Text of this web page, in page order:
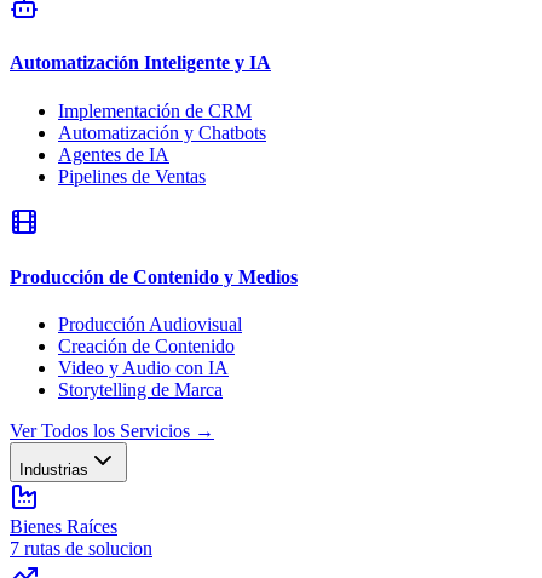
Automatización Inteligente y IA
Implementación de CRM
Automatización y Chatbots
Agentes de IA
Pipelines de Ventas
Producción de Contenido y Medios
Producción Audiovisual
Creación de Contenido
Video y Audio con IA
Storytelling de Marca
Ver Todos los Servicios →
Industrias
Bienes Raíces
7 rutas de solucion